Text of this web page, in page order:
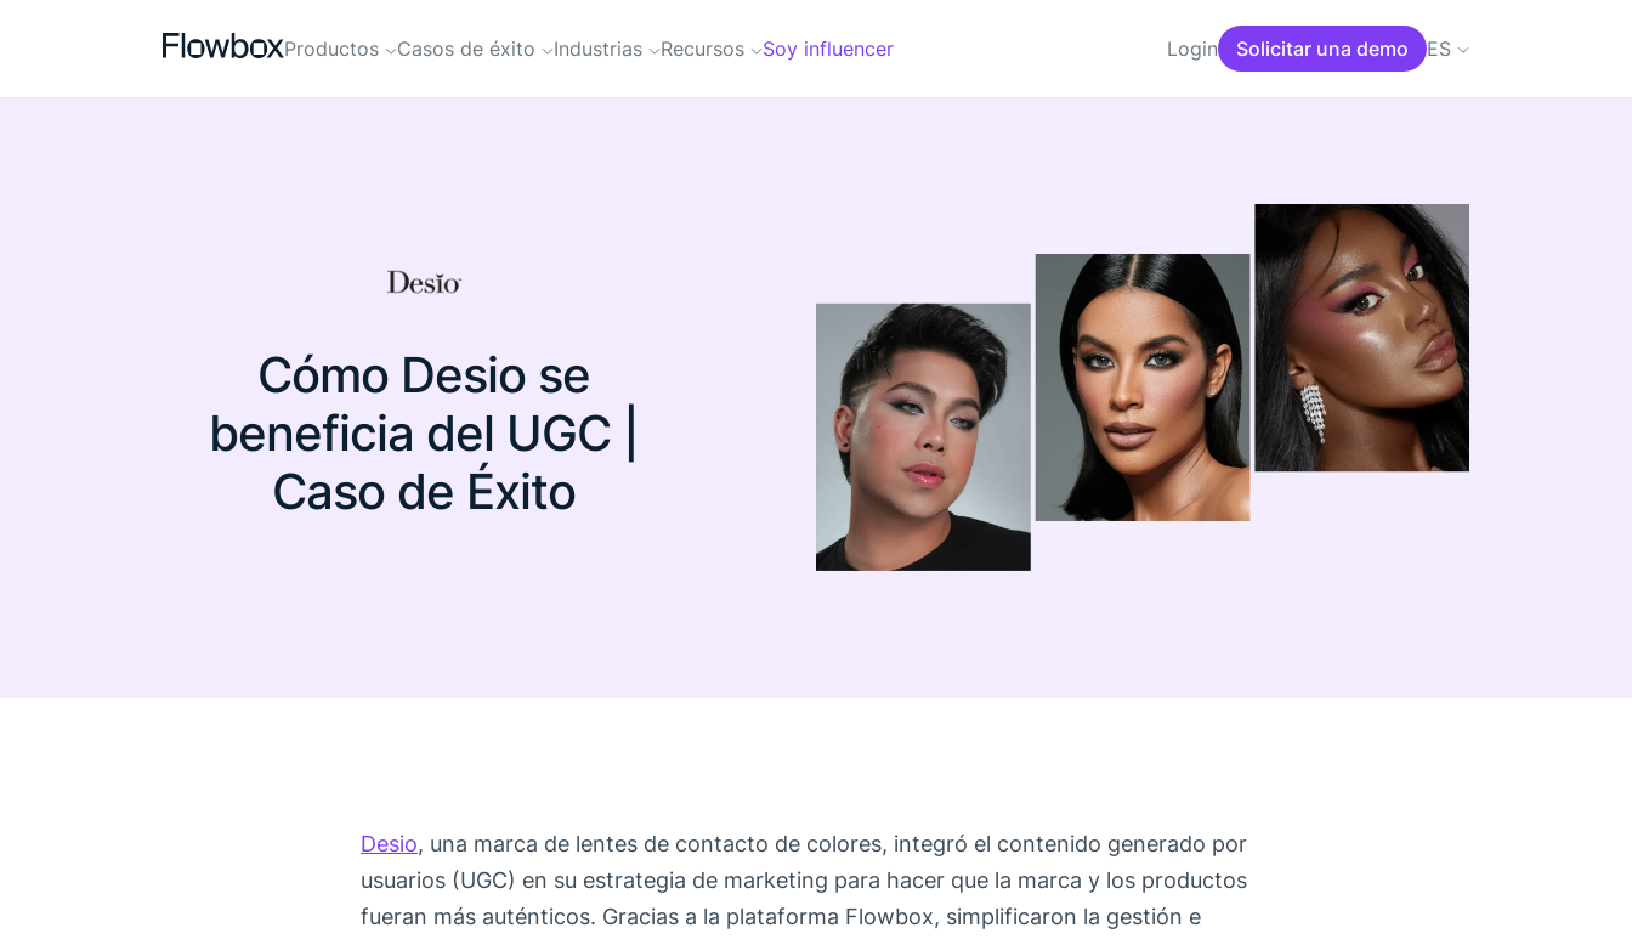
Productos Casos de éxito Industrias Recursos Soy influencer Login Solicitar una demo ES
Cómo Desio se
beneficia del UGC |
Caso de Éxito
Desio, una marca de lentes de contacto de colores, integró el contenido generado por
usuarios (UGC) en su estrategia de marketing para hacer que la marca y los productos
fueran más auténticos. Gracias a la plataforma Flowbox, simplificaron la gestión e